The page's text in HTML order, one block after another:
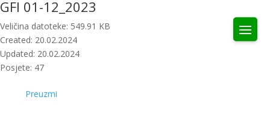
GFI 01-12_2023
Veličina datoteke: 549.91 KB
Created: 20.02.2024
Updated: 20.02.2024
Posjete: 47
Preuzmi